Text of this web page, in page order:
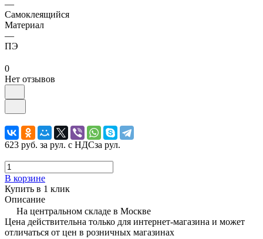
—
Самоклеящийся
Материал
—
ПЭ
0
Нет отзывов
623 руб. за рул. с НДСза рул.
В корзине
Купить в 1 клик
Описание
На центральном складе в Москве
Цена действительна только для интернет-магазина и может
отличаться от цен в розничных магазинах